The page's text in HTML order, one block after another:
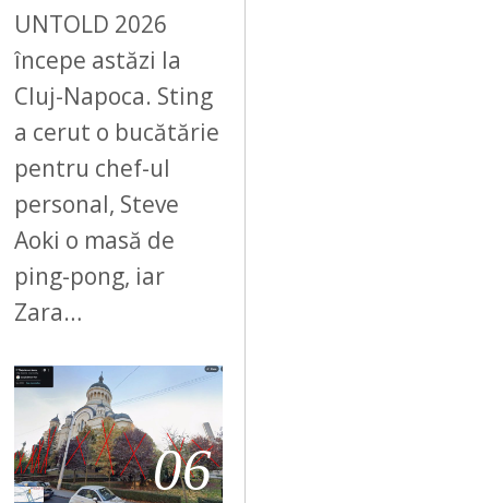
UNTOLD 2026
începe astăzi la
Cluj-Napoca. Sting
a cerut o bucătărie
pentru chef-ul
personal, Steve
Aoki o masă de
ping-pong, iar
Zara…
06